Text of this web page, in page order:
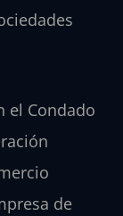
el Condado
de